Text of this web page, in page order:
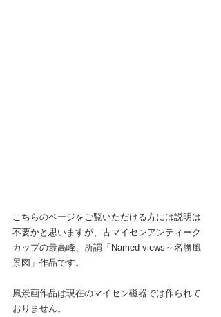
こちらのページをご覧いただける方には説明は
不要かと思いますが、古マイセンアンティーク
カップの最高峰、所謂「Named views～名勝風
景図」作品です。
風景画作品は現在のマイセン磁器では作られて
おりません。